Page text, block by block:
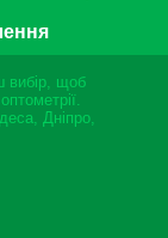
вибір, щоб
Дніпро,